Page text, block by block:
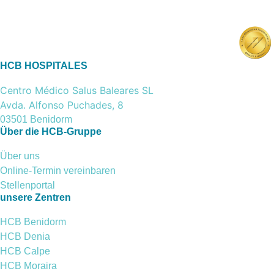
HCB HOSPITALES
Centro Médico Salus Baleares SL
Avda. Alfonso Puchades, 8
03501 Benidorm
Über die HCB-Gruppe
Über uns
Online-Termin vereinbaren
Stellenportal
unsere Zentren
HCB Benidorm
HCB Denia
HCB Calpe
HCB Moraira